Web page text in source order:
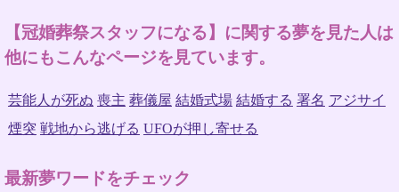
【冠婚葬祭スタッフになる】に関する夢を見た人は
他にもこんなページを見ています。
芸能人が死ぬ 喪主 葬儀屋 結婚式場 結婚する 署名 アジサイ
煙突 戦地から逃げる UFOが押し寄せる
最新夢ワードをチェック